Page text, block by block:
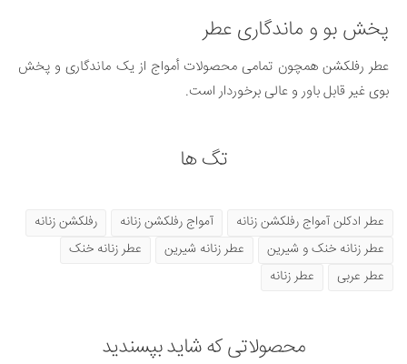
پخش بو و ماندگاری عطر
عطر رفلکشن همچون تمامی محصولات أمواج از یک ماندگاری و پخش
بوی غیر قابل باور و عالی برخوردار است.
تگ ها
عطر ادکلن آمواج رفلکشن زنانه آمواج رفلکشن زنانه
رفلکشن زنانه
عطر زنانه خنک و شیرین
عطر زنانه شیرین
عطر زنانه خنک
عطر عربی
عطر زنانه
محصولاتی که شاید بپسندید